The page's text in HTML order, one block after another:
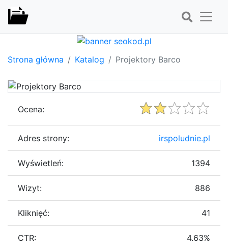
Strona główna Katalog Projektory Barco
Ocena:
Adres strony: irspoludnie.pl
Wyświetleń: 1394
Wizyt: 886
Kliknięć: 41
CTR: 4.63%